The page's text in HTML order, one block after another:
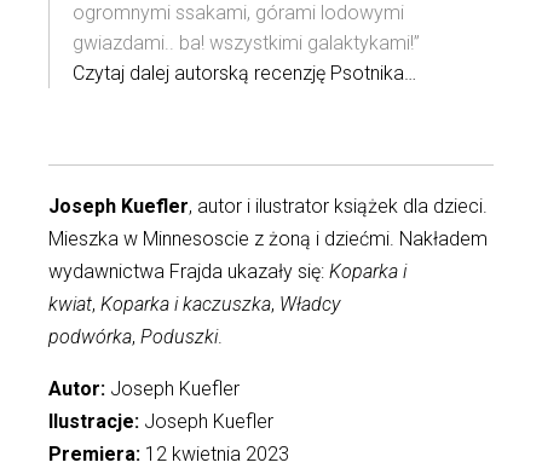
ogromnymi ssakami, górami lodowymi
gwiazdami.. ba! wszystkimi galaktykami!”
Czytaj dalej autorską recenzję Psotnika…
Joseph Kuefler, autor i ilustrator książek dla dzieci.
Mieszka w Minnesoscie z żoną i dziećmi. Nakładem
wydawnictwa Frajda ukazały się: Koparka i
kwiat, Koparka i kaczuszka, Władcy
podwórka, Poduszki.
Autor: Joseph Kuefler
Ilustracje: Joseph Kuefler
Premiera: 12 kwietnia 2023